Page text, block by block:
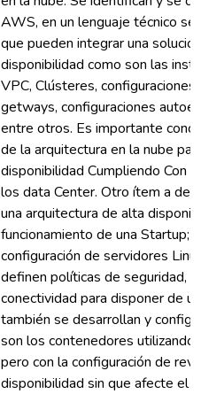
AWS, en un lenguaje técnico
que pueden integrar una
disponibilidad como son las
VPC, Clústeres,
getways, configuraciones
entre otros. Es importante
de la arquitectura en la nube
disponibilidad Cumpliendo Con
los data Center. Otro ítem a
una arquitectura de alta
funcionamiento de una Startup;
configuración de servidores
definen políticas de seguridad,
conectividad para disponer de
también se desarrollan y
son los contenedores
pero con la configuración de
disponibilidad sin que afecte el